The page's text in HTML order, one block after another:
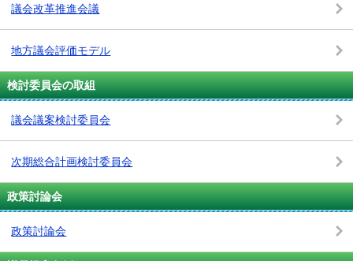
議会改革推進会議
地方議会評価モデル
検討委員会の取組
議会議案検討委員会
次期総合計画検討委員会
政策討論会
政策討論会